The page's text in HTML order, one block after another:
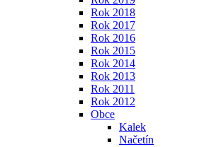
Rok 2018
Rok 2017
Rok 2016
Rok 2015
Rok 2014
Rok 2013
Rok 2011
Rok 2012
Obce
Kalek
Načetín